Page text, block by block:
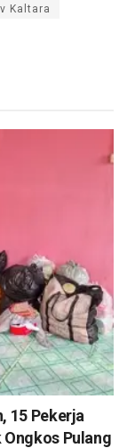
Kaltara
15 Pekerja
Pulang